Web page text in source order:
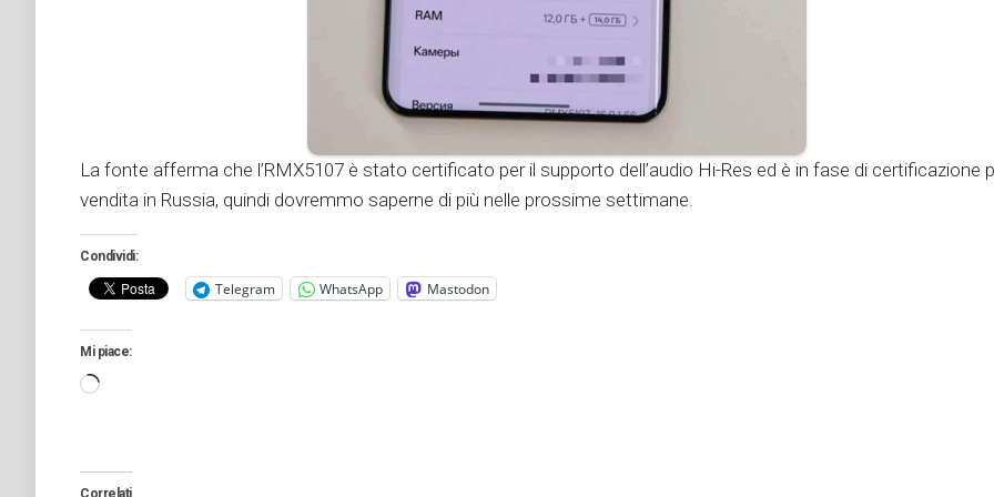
La fonte afferma che l’RMX5107 è stato certificato per il supporto dell’audio Hi-Res ed è in fase di certificazione
vendita in Russia, quindi dovremmo saperne di più nelle prossime settimane.
Condividi:
Telegram WhatsApp Mastodon
Mi piace:
Caricamento
Correlati